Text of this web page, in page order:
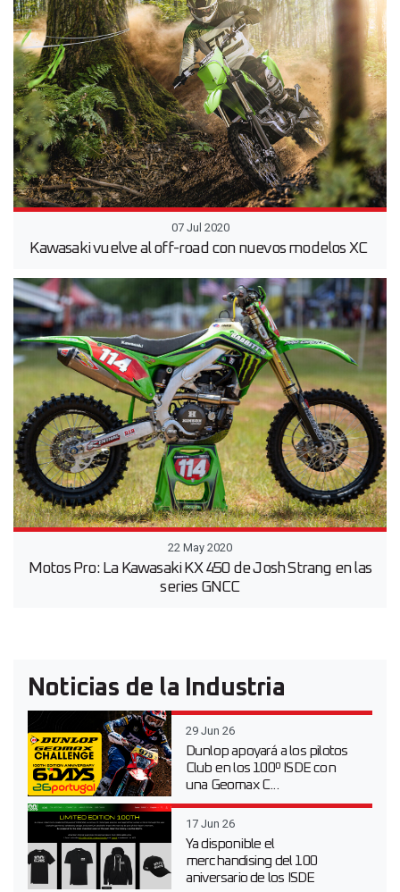
07 Jul 2020
Kawasaki vuelve al off-road con nuevos modelos XC
22 May 2020
Motos Pro: La Kawasaki KX 450 de Josh Strang en las
series GNCC
Noticias de la Industria
29 Jun 26
Dunlop apoyará a los pilotos
Club en los 100º ISDE con
una Geomax C...
17 Jun 26
Ya disponible el
merchandising del 100
aniversario de los ISDE